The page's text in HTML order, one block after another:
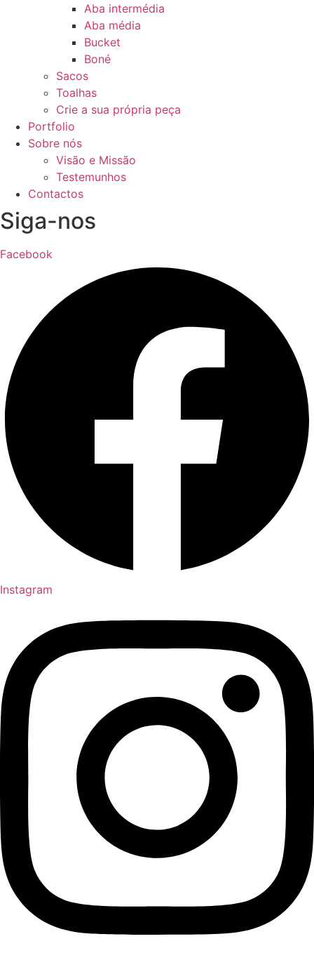
Aba intermédia
Aba média
Bucket
Boné
Sacos
Toalhas
Crie a sua própria peça
Portfolio
Sobre nós
Visão e Missão
Testemunhos
Contactos
Siga-nos
Facebook
Instagram